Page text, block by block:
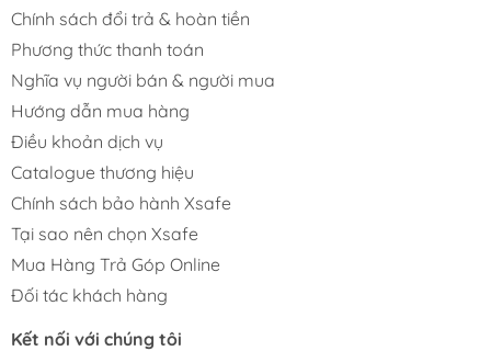
Chính sách đổi trả & hoàn tiền
Phương thức thanh toán
Nghĩa vụ người bán & người mua
Hướng dẫn mua hàng
Điều khoản dịch vụ
Catalogue thương hiệu
Chính sách bảo hành Xsafe
Tại sao nên chọn Xsafe
Mua Hàng Trả Góp Online
Đối tác khách hàng
Kết nối với chúng tôi